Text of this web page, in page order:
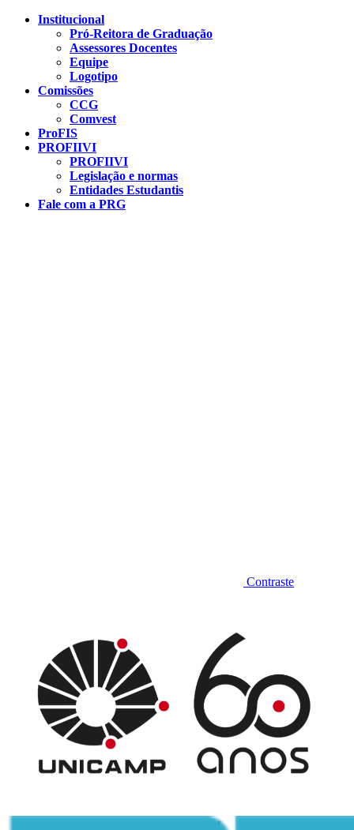
Conteúdo principal
Institucional
Pró-Reitora de Graduação
Assessores Docentes
Equipe
Logotipo
Comissões
CCG
Comvest
ProFIS
PROFIIVI
PROFIIVI
Legislação e normas
Entidades Estudantis
Fale com a PRG
Contraste